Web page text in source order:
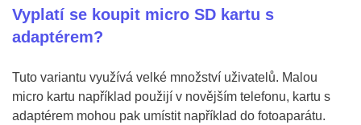
Vyplatí se koupit micro SD kartu s
adaptérem?
Tuto variantu využívá velké množství uživatelů. Malou
micro kartu například použijí v novějším telefonu, kartu s
adaptérem mohou pak umístit například do fotoaparátu.